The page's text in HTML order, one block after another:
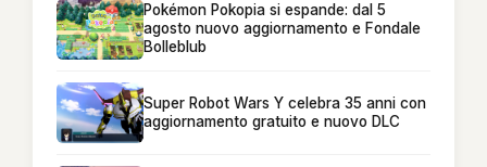
Pokémon Pokopia si espande: dal 5
agosto nuovo aggiornamento e Fondale
Bolleblub
Super Robot Wars Y celebra 35 anni con
aggiornamento gratuito e nuovo DLC